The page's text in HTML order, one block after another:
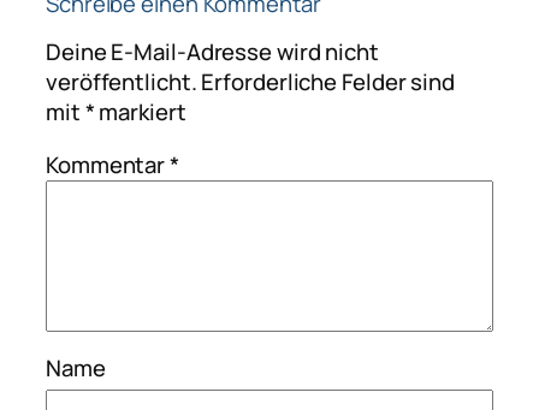
Deine E-Mail-Adresse wird nicht
veröffentlicht.Erforderliche Felder sind
mit*markiert
Kommentar*
Name